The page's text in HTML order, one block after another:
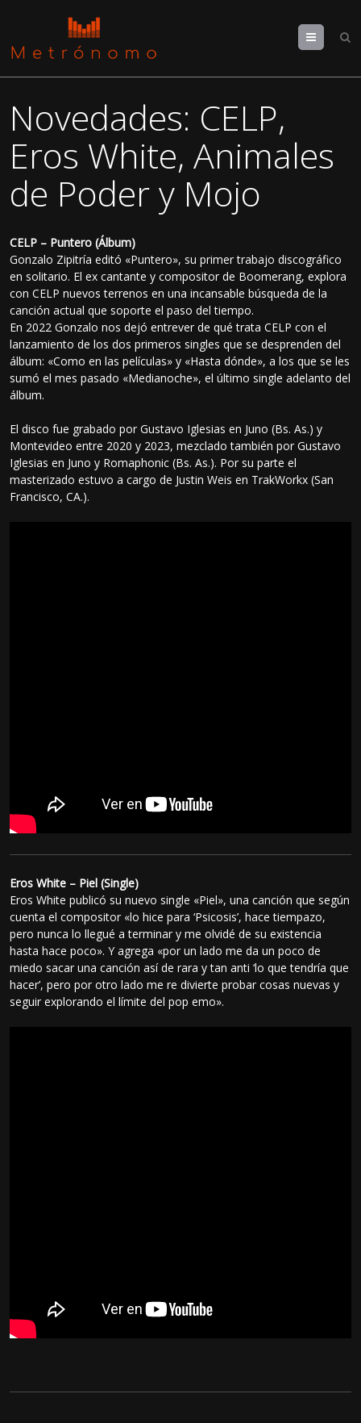
Menu
Novedades: CELP,
Eros White, Animales
de Poder y Mojo
CELP – Puntero (Álbum)
Gonzalo Zipitría editó «Puntero», su primer trabajo discográfico
en solitario. El ex cantante y compositor de Boomerang, explora
con CELP nuevos terrenos en una incansable búsqueda de la
canción actual que soporte el paso del tiempo.
En 2022 Gonzalo nos dejó entrever de qué trata CELP con el
lanzamiento de los dos primeros singles que se desprenden del
álbum: «Como en las películas» y «Hasta dónde», a los que se les
sumó el mes pasado «Medianoche», el último single adelanto del
álbum.
El disco fue grabado por Gustavo Iglesias en Juno (Bs. As.) y
Montevideo entre 2020 y 2023, mezclado también por Gustavo
Iglesias en Juno y Romaphonic (Bs. As.). Por su parte el
masterizado estuvo a cargo de Justin Weis en TrakWorkx (San
Francisco, CA.).
Eros White – Piel (Single)
Eros White publicó su nuevo single «Piel», una canción que según
cuenta el compositor «lo hice para ‘Psicosis’, hace tiempazo,
pero nunca lo llegué a terminar y me olvidé de su existencia
hasta hace poco». Y agrega «por un lado me da un poco de
miedo sacar una canción así de rara y tan anti ‘lo que tendría que
hacer’, pero por otro lado me re divierte probar cosas nuevas y
seguir explorando el límite del pop emo».